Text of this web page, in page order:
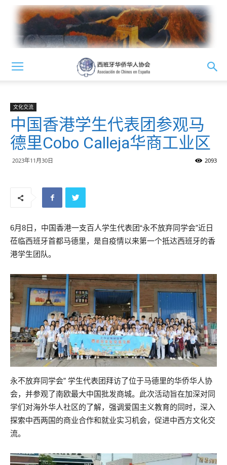
文化交流
中国香港学生代表团参观马
德里Cobo Calleja华商工业区
2023年11月30日 2093
6月8日，中国香港一支百人学生代表团“永不放弃同学会”近日
莅临西班牙首都马德里，是自疫情以来第一个抵达西班牙的香
港学生团队。
永不放弃同学会” 学生代表团拜访了位于马德里的华侨华人协
会，并参观了南欧最大中国批发商城。此次活动旨在加深对同
学们对海外华人社区的了解，强调爱国主义教育的同时，深入
探索中西两国的商业合作和就业实习机会，促进中西方文化交
流。